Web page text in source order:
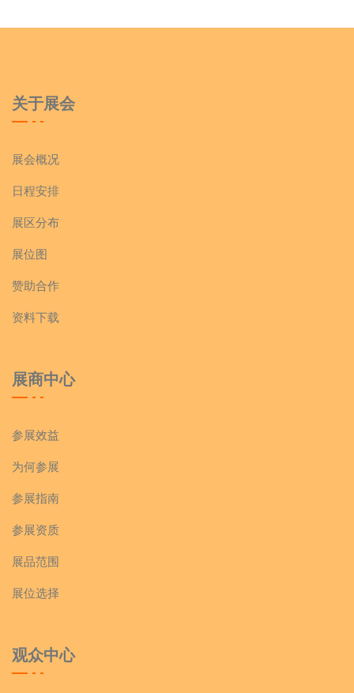
关于展会
展会概况
日程安排
展区分布
展位图
赞助合作
资料下载
展商中心
参展效益
为何参展
参展指南
参展资质
展品范围
展位选择
观众中心